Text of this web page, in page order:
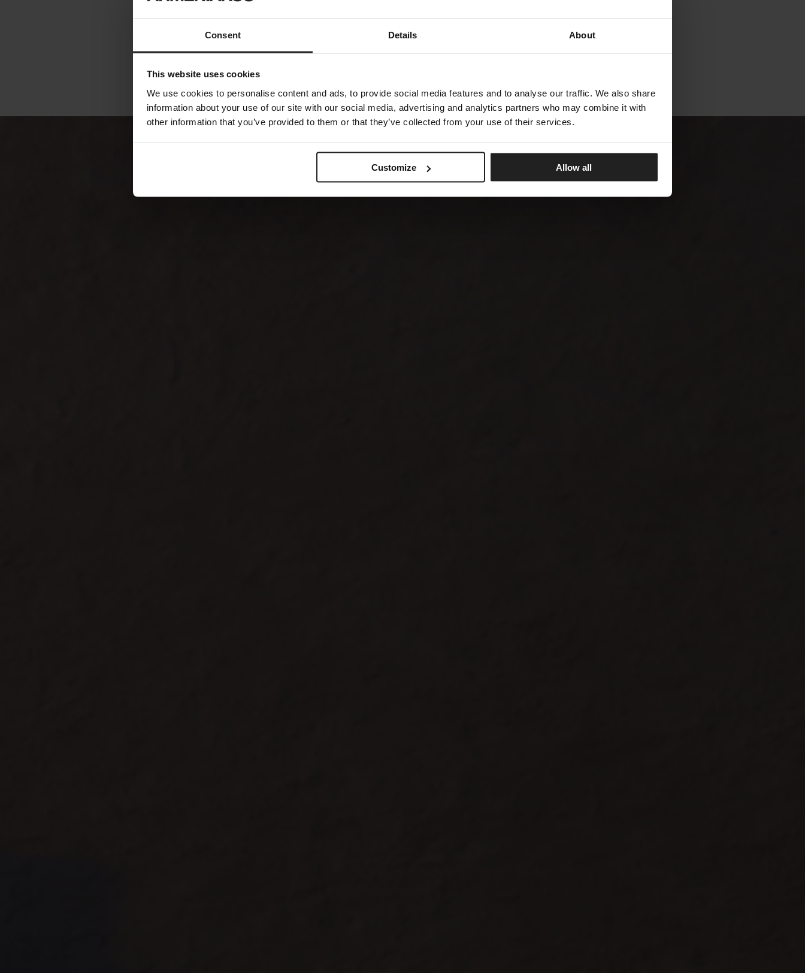
Consent Details About
This website uses cookies
We use cookies to personalise content and ads, to provide social media features and to analyse our traffic. We also share
information about your use of our site with our social media, advertising and analytics partners who may combine it with
other information that you’ve provided to them or that they’ve collected from your use of their services.
Customize Allow all